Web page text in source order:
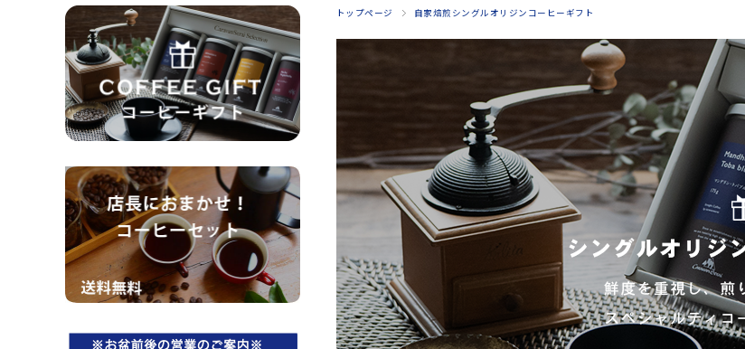
トップページ 自家焙煎シングルオリジンコーヒーギフト